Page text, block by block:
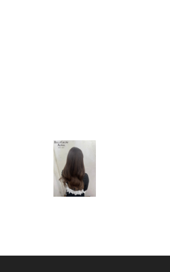
NEXT >